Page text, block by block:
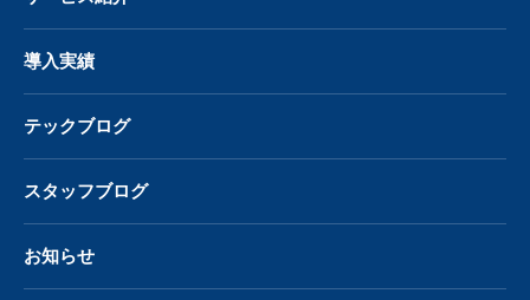
導入実績
テックブログ
スタッフブログ
お知らせ